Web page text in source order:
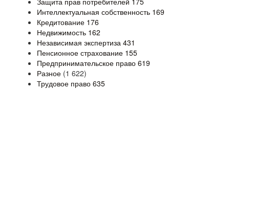
Интеллектуальная собственность 169
Кредитование 176
Недвижимость 162
Независимая экспертиза 431
Пенсионное страхование 155
Предпринимательское право 619
Разное (1 622)
Трудовое право 635